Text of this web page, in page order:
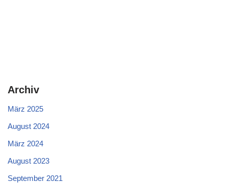
Archiv
März 2025
August 2024
März 2024
August 2023
September 2021